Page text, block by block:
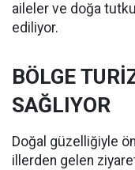
aileler ve doğa
ediliyor.
BÖLGE
SAĞLIYOR
Doğal güzelliğiyle
illerden gelen